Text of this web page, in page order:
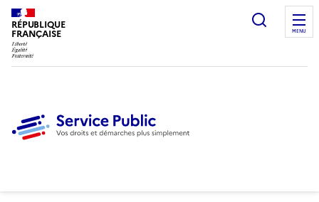
RÉPUBLIQUE
FRANÇAISE
Ouvrir
MENU